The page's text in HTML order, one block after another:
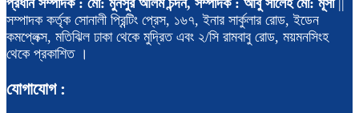
সম্পাদক কর্তৃক সোনালী প্রিন্টিং প্রেস, ১৬৭, ইনার সার্কুলার রোড, ইডেন
কমপ্লেক্স, মতিঝিল ঢাকা থেকে মুদ্রিত এবং ২/সি রামবাবু রোড, ময়মনসিংহ
থেকে প্রকাশিত ।
যোগাযোগ :